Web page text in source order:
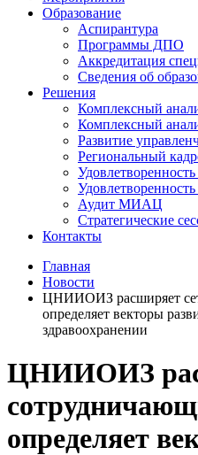
Образование
Аспирантура
Программы ДПО
Аккредитация
Сведения об
Решения
Комплексный
Комплексный
Развитие
Региональный
Аудит МИАЦ
Стратегические
Контакты
Главная
Новости
ЦНИИОИЗ расширяет
определяет векторы
здравоохранении
ЦНИИОИЗ
определяет